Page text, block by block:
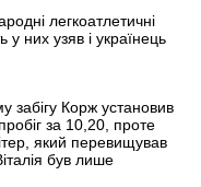
легкоатлетичні
них узяв і українець
забігу Корж установив
за 10,20, проте
який перевищував
був лише